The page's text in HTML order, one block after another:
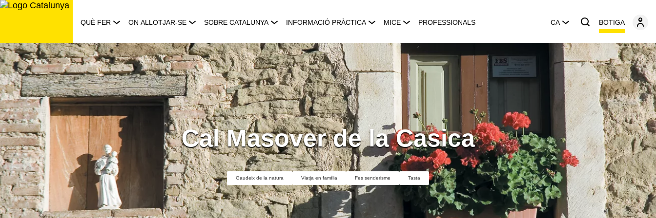
Saltar
QUÈ FER ON ALLOTJAR-SE SOBRE CATALUNYA INFORMACIÓ PRÀCTICA MICE PROFESSIONALS CA BOTIGA
Cal Masover de la Casica
Gaudeix de la natura Viatja en família Fes senderisme Tasta